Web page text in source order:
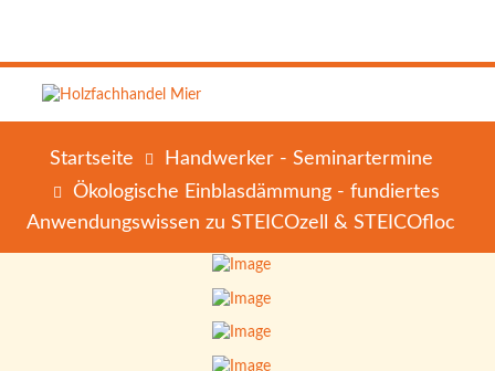
Startseite
Handwerker - Seminartermine
Ökologische Einblasdämmung - fundiertes
Anwendungswissen zu STEICOzell & STEICOfloc